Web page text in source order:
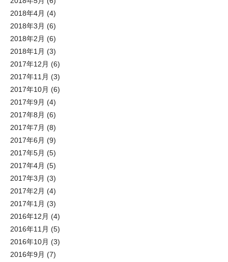
2018年4月 (4)
2018年3月 (6)
2018年2月 (6)
2018年1月 (3)
2017年12月 (6)
2017年11月 (3)
2017年10月 (6)
2017年9月 (4)
2017年8月 (6)
2017年7月 (8)
2017年6月 (9)
2017年5月 (5)
2017年4月 (5)
2017年3月 (3)
2017年2月 (4)
2017年1月 (3)
2016年12月 (4)
2016年11月 (5)
2016年10月 (3)
2016年9月 (7)